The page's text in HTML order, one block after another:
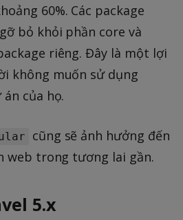
60%. Các package
bỏ khỏi phần core và
riêng. Đây là một lợi
không muốn sử dụng
của họ.
cũng sẽ ảnh hưởng đến
web trong tương lai gần.
5.x